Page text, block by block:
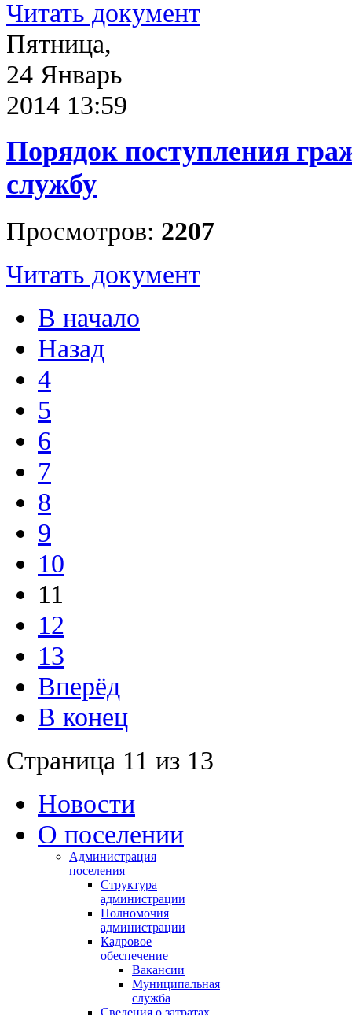
Читать документ
Пятница,
24 Январь
2014 13:59
Порядок поступления
службу
Просмотров: 2207
Читать документ
В начало
Назад
4
5
6
7
8
9
10
11
12
13
Вперёд
В конец
Страница 11 из 13
Новости
О поселении
Администрация
поселения
Структура
администрации
Полномочия
администрации
Кадровое
обеспечение
Вакансии
Муниципальная
служба
Сведения о затратах